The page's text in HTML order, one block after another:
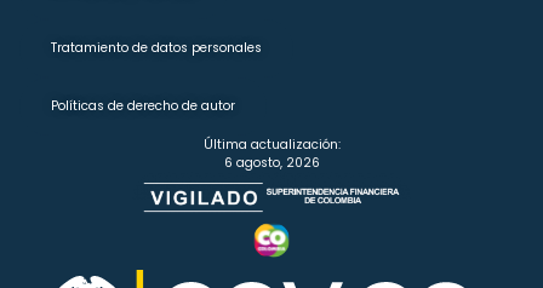
Tratamiento de datos personales
Políticas de derecho de autor
Última actualización:
6 agosto, 2026